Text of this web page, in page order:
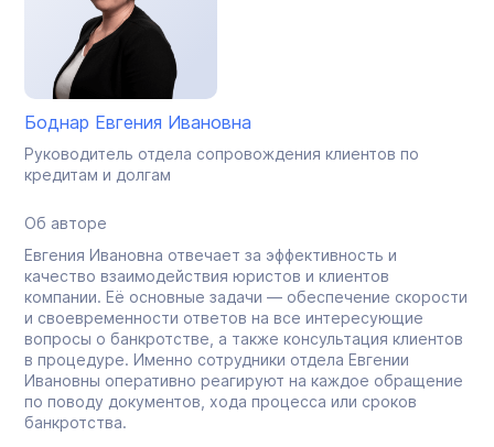
Боднар Евгения Ивановна
Руководитель отдела сопровождения клиентов по
кредитам и долгам
Об авторе
Евгения Ивановна отвечает за эффективность и
качество взаимодействия юристов и клиентов
компании. Её основные задачи — обеспечение скорости
и своевременности ответов на все интересующие
вопросы о банкротстве, а также консультация клиентов
в процедуре. Именно сотрудники отдела Евгении
Ивановны оперативно реагируют на каждое обращение
по поводу документов, хода процесса или сроков
банкротства.